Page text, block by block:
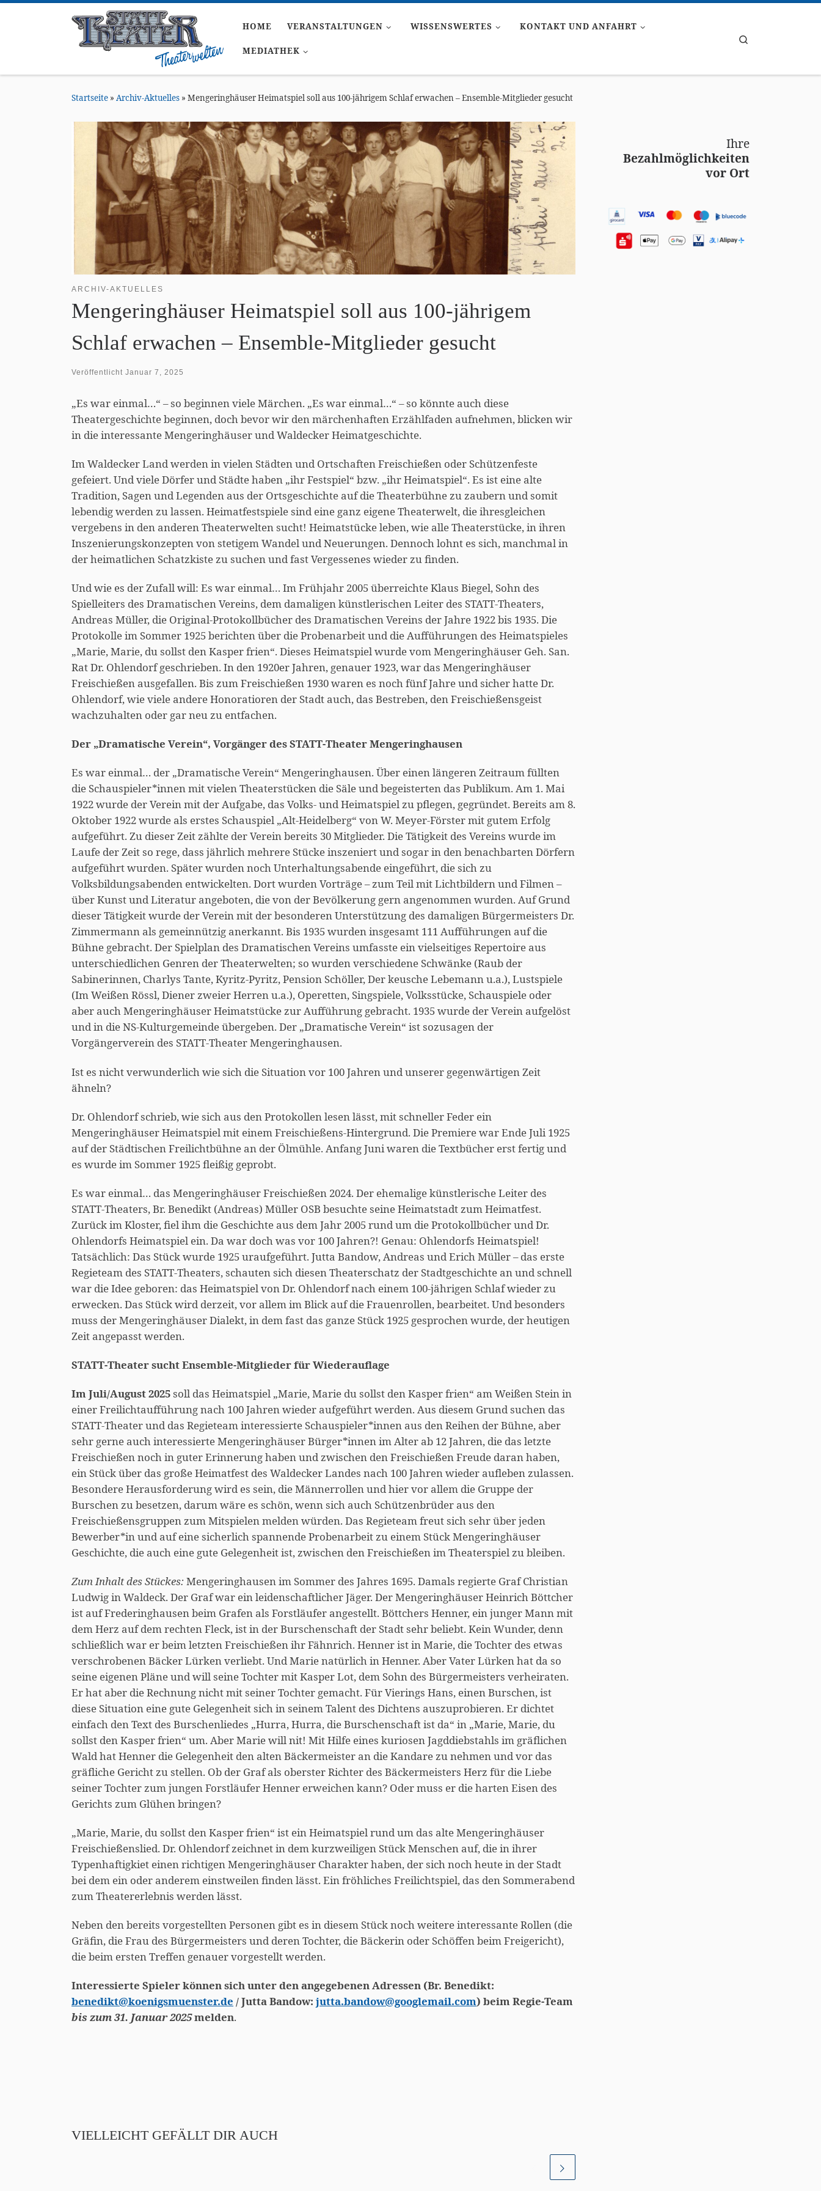
Zum Inhalt springen
HOME VERANSTALTUNGEN WISSENSWERTES KONTAKT UND ANFAHRT
MEDIATHEK
Startseite » Archiv-Aktuelles » Mengeringhäuser Heimatspiel soll aus 100-jährigem Schlaf erwachen – Ensemble-Mitglieder gesucht
ARCHIV-AKTUELLES
Mengeringhäuser Heimatspiel soll aus 100-jährigem
Schlaf erwachen – Ensemble-Mitglieder gesucht
Veröffentlicht Januar 7, 2025
„Es war einmal…“ – so beginnen viele Märchen. „Es war einmal…“ – so könnte auch diese
Theatergeschichte beginnen, doch bevor wir den märchenhaften Erzählfaden aufnehmen, blicken wir
in die interessante Mengeringhäuser und Waldecker Heimatgeschichte.
Im Waldecker Land werden in vielen Städten und Ortschaften Freischießen oder Schützenfeste
gefeiert. Und viele Dörfer und Städte haben „ihr Festspiel“ bzw. „ihr Heimatspiel“. Es ist eine alte
Tradition, Sagen und Legenden aus der Ortsgeschichte auf die Theaterbühne zu zaubern und somit
lebendig werden zu lassen. Heimatfestspiele sind eine ganz eigene Theaterwelt, die ihresgleichen
vergebens in den anderen Theaterwelten sucht! Heimatstücke leben, wie alle Theaterstücke, in ihren
Inszenierungskonzepten von stetigem Wandel und Neuerungen. Dennoch lohnt es sich, manchmal in
der heimatlichen Schatzkiste zu suchen und fast Vergessenes wieder zu finden.
Und wie es der Zufall will: Es war einmal… Im Frühjahr 2005 überreichte Klaus Biegel, Sohn des
Spielleiters des Dramatischen Vereins, dem damaligen künstlerischen Leiter des STATT-Theaters,
Andreas Müller, die Original-Protokollbücher des Dramatischen Vereins der Jahre 1922 bis 1935. Die
Protokolle im Sommer 1925 berichten über die Probenarbeit und die Aufführungen des Heimatspieles
„Marie, Marie, du sollst den Kasper frien“. Dieses Heimatspiel wurde vom Mengeringhäuser Geh. San.
Rat Dr. Ohlendorf geschrieben. In den 1920er Jahren, genauer 1923, war das Mengeringhäuser
Freischießen ausgefallen. Bis zum Freischießen 1930 waren es noch fünf Jahre und sicher hatte Dr.
Ohlendorf, wie viele andere Honoratioren der Stadt auch, das Bestreben, den Freischießensgeist
wachzuhalten oder gar neu zu entfachen.
Der „Dramatische Verein“, Vorgänger des STATT-Theater Mengeringhausen
Es war einmal… der „Dramatische Verein“ Mengeringhausen. Über einen längeren Zeitraum füllten
die Schauspieler*innen mit vielen Theaterstücken die Säle und begeisterten das Publikum. Am 1. Mai
1922 wurde der Verein mit der Aufgabe, das Volks- und Heimatspiel zu pflegen, gegründet. Bereits am 8.
Oktober 1922 wurde als erstes Schauspiel „Alt-Heidelberg“ von W. Meyer-Förster mit gutem Erfolg
aufgeführt. Zu dieser Zeit zählte der Verein bereits 30 Mitglieder. Die Tätigkeit des Vereins wurde im
Laufe der Zeit so rege, dass jährlich mehrere Stücke inszeniert und sogar in den benachbarten Dörfern
aufgeführt wurden. Später wurden noch Unterhaltungsabende eingeführt, die sich zu
Volksbildungsabenden entwickelten. Dort wurden Vorträge – zum Teil mit Lichtbildern und Filmen –
über Kunst und Literatur angeboten, die von der Bevölkerung gern angenommen wurden. Auf Grund
dieser Tätigkeit wurde der Verein mit der besonderen Unterstützung des damaligen Bürgermeisters Dr.
Zimmermann als gemeinnützig anerkannt. Bis 1935 wurden insgesamt 111 Aufführungen auf die
Bühne gebracht. Der Spielplan des Dramatischen Vereins umfasste ein vielseitiges Repertoire aus
unterschiedlichen Genren der Theaterwelten; so wurden verschiedene Schwänke (Raub der
Sabinerinnen, Charlys Tante, Kyritz-Pyritz, Pension Schöller, Der keusche Lebemann u.a.), Lustspiele
(Im Weißen Rössl, Diener zweier Herren u.a.), Operetten, Singspiele, Volksstücke, Schauspiele oder
aber auch Mengeringhäuser Heimatstücke zur Aufführung gebracht. 1935 wurde der Verein aufgelöst
und in die NS-Kulturgemeinde übergeben. Der „Dramatische Verein“ ist sozusagen der
Vorgängerverein des STATT-Theater Mengeringhausen.
Ist es nicht verwunderlich wie sich die Situation vor 100 Jahren und unserer gegenwärtigen Zeit
ähneln?
Dr. Ohlendorf schrieb, wie sich aus den Protokollen lesen lässt, mit schneller Feder ein
Mengeringhäuser Heimatspiel mit einem Freischießens-Hintergrund. Die Premiere war Ende Juli 1925
auf der Städtischen Freilichtbühne an der Ölmühle. Anfang Juni waren die Textbücher erst fertig und
es wurde im Sommer 1925 fleißig geprobt.
Es war einmal… das Mengeringhäuser Freischießen 2024. Der ehemalige künstlerische Leiter des
STATT-Theaters, Br. Benedikt (Andreas) Müller OSB besuchte seine Heimatstadt zum Heimatfest.
Zurück im Kloster, fiel ihm die Geschichte aus dem Jahr 2005 rund um die Protokollbücher und Dr.
Ohlendorfs Heimatspiel ein. Da war doch was vor 100 Jahren?! Genau: Ohlendorfs Heimatspiel!
Tatsächlich: Das Stück wurde 1925 uraufgeführt. Jutta Bandow, Andreas und Erich Müller – das erste
Regieteam des STATT-Theaters, schauten sich diesen Theaterschatz der Stadtgeschichte an und schnell
war die Idee geboren: das Heimatspiel von Dr. Ohlendorf nach einem 100-jährigen Schlaf wieder zu
erwecken. Das Stück wird derzeit, vor allem im Blick auf die Frauenrollen, bearbeitet. Und besonders
muss der Mengeringhäuser Dialekt, in dem fast das ganze Stück 1925 gesprochen wurde, der heutigen
Zeit angepasst werden.
STATT-Theater sucht Ensemble-Mitglieder für Wiederauflage
Im Juli/August 2025soll das Heimatspiel „Marie, Marie du sollst den Kasper frien“ am Weißen Stein in
einer Freilichtaufführung nach 100 Jahren wieder aufgeführt werden. Aus diesem Grund suchen das
STATT-Theater und das Regieteam interessierte Schauspieler*innen aus den Reihen der Bühne, aber
sehr gerne auch interessierte Mengeringhäuser Bürger*innen im Alter ab 12 Jahren, die das letzte
Freischießen noch in guter Erinnerung haben und zwischen den Freischießen Freude daran haben,
ein Stück über das große Heimatfest des Waldecker Landes nach 100 Jahren wieder aufleben zulassen.
Besondere Herausforderung wird es sein, die Männerrollen und hier vor allem die Gruppe der
Burschen zu besetzen, darum wäre es schön, wenn sich auch Schützenbrüder aus den
Freischießensgruppen zum Mitspielen melden würden. Das Regieteam freut sich sehr über jeden
Bewerber*in und auf eine sicherlich spannende Probenarbeit zu einem Stück Mengeringhäuser
Geschichte, die auch eine gute Gelegenheit ist, zwischen den Freischießen im Theaterspiel zu bleiben.
Zum Inhalt des Stückes: Mengeringhausen im Sommer des Jahres 1695. Damals regierte Graf Christian
Ludwig in Waldeck. Der Graf war ein leidenschaftlicher Jäger. Der Mengeringhäuser Heinrich Böttcher
ist auf Frederinghausen beim Grafen als Forstläufer angestellt. Böttchers Henner, ein junger Mann mit
dem Herz auf dem rechten Fleck, ist in der Burschenschaft der Stadt sehr beliebt. Kein Wunder, denn
schließlich war er beim letzten Freischießen ihr Fähnrich. Henner ist in Marie, die Tochter des etwas
verschrobenen Bäcker Lürken verliebt. Und Marie natürlich in Henner. Aber Vater Lürken hat da so
seine eigenen Pläne und will seine Tochter mit Kasper Lot, dem Sohn des Bürgermeisters verheiraten.
Er hat aber die Rechnung nicht mit seiner Tochter gemacht. Für Vierings Hans, einen Burschen, ist
diese Situation eine gute Gelegenheit sich in seinem Talent des Dichtens auszuprobieren. Er dichtet
einfach den Text des Burschenliedes „Hurra, Hurra, die Burschenschaft ist da“ in „Marie, Marie, du
sollst den Kasper frien“ um. Aber Marie will nit! Mit Hilfe eines kuriosen Jagddiebstahls im gräflichen
Wald hat Henner die Gelegenheit den alten Bäckermeister an die Kandare zu nehmen und vor das
gräfliche Gericht zu stellen. Ob der Graf als oberster Richter des Bäckermeisters Herz für die Liebe
seiner Tochter zum jungen Forstläufer Henner erweichen kann? Oder muss er die harten Eisen des
Gerichts zum Glühen bringen?
„Marie, Marie, du sollst den Kasper frien“ ist ein Heimatspiel rund um das alte Mengeringhäuser
Freischießenslied. Dr. Ohlendorf zeichnet in dem kurzweiligen Stück Menschen auf, die in ihrer
Typenhaftigkiet einen richtigen Mengeringhäuser Charakter haben, der sich noch heute in der Stadt
bei dem ein oder anderem einstweilen finden lässt. Ein fröhliches Freilichtspiel, das den Sommerabend
zum Theatererlebnis werden lässt.
Neben den bereits vorgestellten Personen gibt es in diesem Stück noch weitere interessante Rollen (die
Gräfin, die Frau des Bürgermeisters und deren Tochter, die Bäckerin oder Schöffen beim Freigericht),
die beim ersten Treffen genauer vorgestellt werden.
Interessierte Spieler können sich unter den angegebenen Adressen (Br. Benedikt:
benedikt@koenigsmuenster.de / Jutta Bandow: jutta.bandow@googlemail.com) beim Regie-Team
bis zum 31. Januar 2025melden.
VIELLEICHT GEFÄLLT DIR AUCH
Ihre
Bezahlmöglichkeiten
vor Ort